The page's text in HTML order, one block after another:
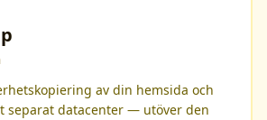
av din hemsida och
separat datacenter — utöver den